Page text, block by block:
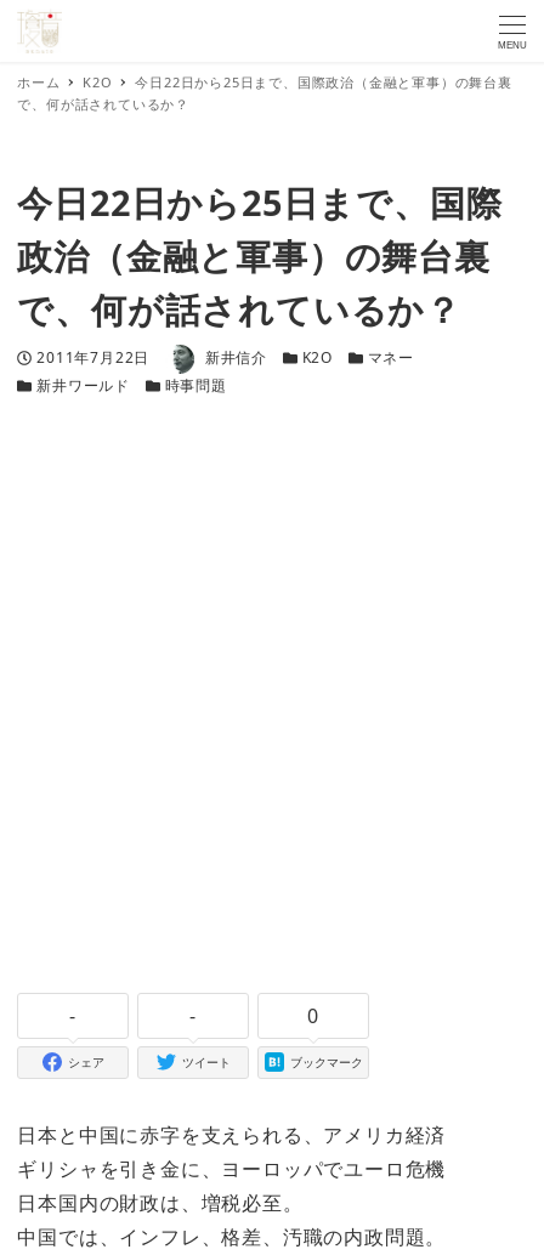
MENU
ホーム K2O
今日22日から25日まで、国際政治（金融と軍事）の舞台裏
で、何が話されているか？
今日22日から25日まで、国際
政治（金融と軍事）の舞台裏
で、何が話されているか？
投稿日
2011年7月22日 著者 新井信介 カテゴリー
K2O カテゴリー
マネー
カテゴリー
新井ワールド カテゴリー
時事問題
-
シェア
-
ツイート
0
ブックマーク
日本と中国に赤字を支えられる、アメリカ経済
ギリシャを引き金に、ヨーロッパでユーロ危機
日本国内の財政は、増税必至。
中国では、インフレ、格差、汚職の内政問題。